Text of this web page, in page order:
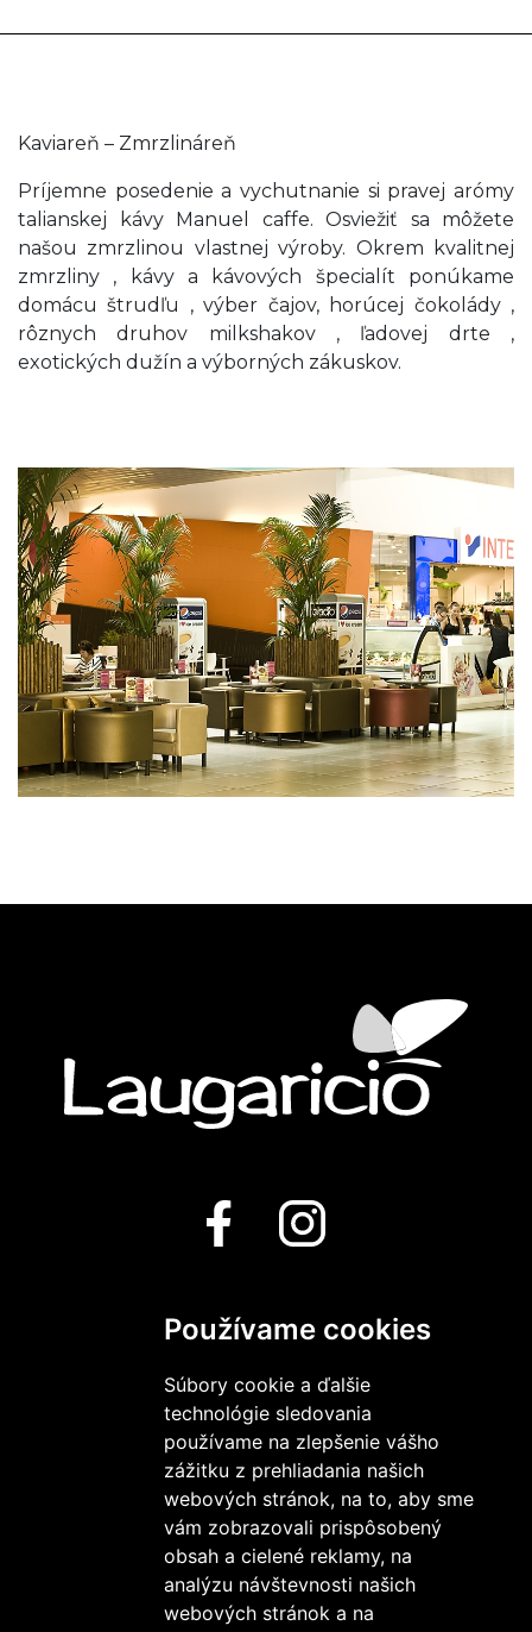
Používame cookies
Súbory cookie a ďalšie
technológie sledovania
používame na zlepšenie vášho
zážitku z prehliadania našich
webových stránok, na to, aby sme
vám zobrazovali prispôsobený
obsah a cielené reklamy, na
analýzu návštevnosti našich
webových stránok a na
Kaviareň – Zmrzlináreň
Príjemne posedenie a vychutnanie si pravej arómy
talianskej kávy Manuel caffe. Osviežiť sa môžete
našou zmrzlinou vlastnej výroby. Okrem kvalitnej
zmrzliny , kávy a kávových špecialít ponúkame
domácu štrudľu , výber čajov, horúcej čokolády ,
rôznych druhov milkshakov , ľadovej drte ,
exotických dužín a výborných zákuskov.
OC LAUGARICIO
7271 Belá
911 01 TRENČÍN
KONTAKT
info@oclaugaricio.sk
+421 32 658 53 94